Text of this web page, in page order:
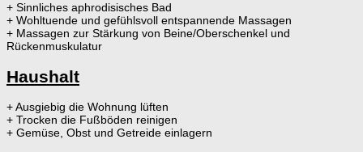
+ Sinnliches aphrodisisches Bad
+ Wohltuende und gefühlsvoll entspannende Massagen
+ Massagen zur Stärkung von Beine/Oberschenkel und
Rückenmuskulatur
Haushalt
+ Ausgiebig die Wohnung lüften
+ Trocken die Fußböden reinigen
+ Gemüse, Obst und Getreide einlagern